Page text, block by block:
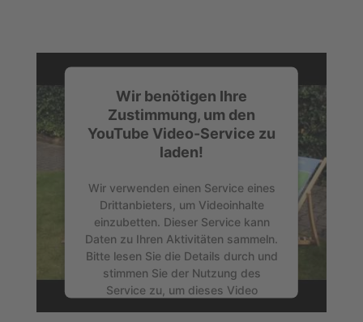
Wir benötigen Ihre
Zustimmung, um den
YouTube Video-Service zu
laden!
Wir verwenden einen Service eines
Drittanbieters, um Videoinhalte
einzubetten. Dieser Service kann
Daten zu Ihren Aktivitäten sammeln.
Bitte lesen Sie die Details durch und
stimmen Sie der Nutzung des
Service zu, um dieses Video